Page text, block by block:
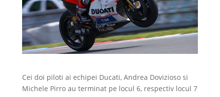
Cei doi piloti ai echipei Ducati, Andrea Dovizioso si
Michele Pirro au terminat pe locul 6, respectiv locul 7